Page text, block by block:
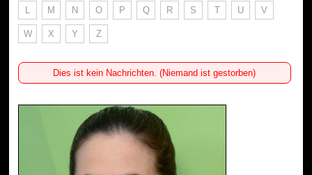
L M N O P Q R S T U V
W X Y Z
Dies ist kein Nachrichten. (Niemand ist gestorben)